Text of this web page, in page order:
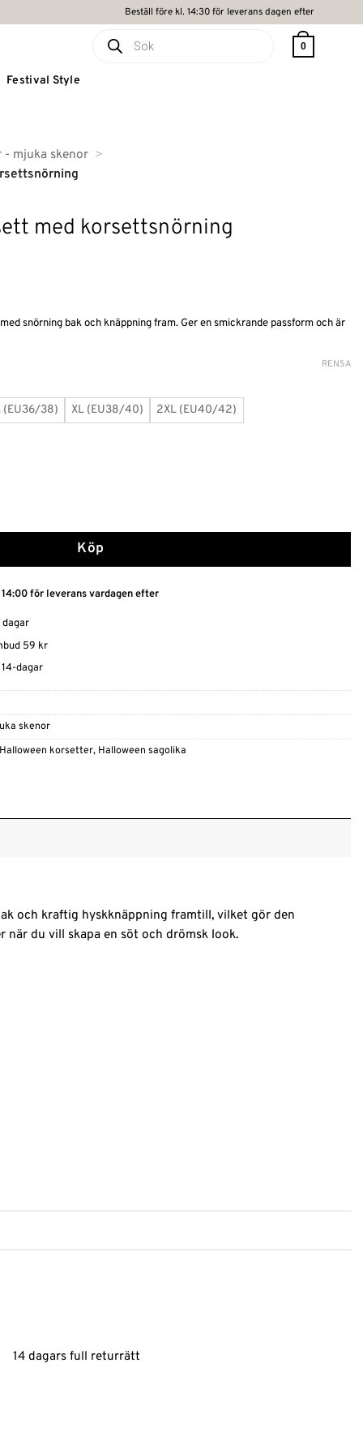
Beställ före kl. 14:30 för leverans dagen efter
0
Festival Style
- mjuka skenor
med korsettsnörning
snörning bak och knäppning fram. Ger en smickrande passform och är
(EU36/38) XL (EU38/40) 2XL (EU40/42)
RENSA
mängd
Köp
för leverans vardagen efter
59 kr
dagar
skenor
Halloween korsetter, Halloween sagolika
och kraftig hyskknäppning framtill, vilket gör den
du vill skapa en söt och drömsk look.
14 dagars full returrätt